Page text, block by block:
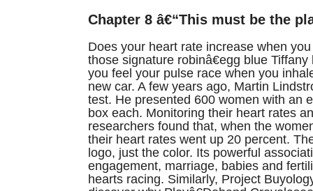
Chapter 8 â€“This must be the
Does your heart rate increase when
those signature robinâ€egg blue
you feel your pulse race when you
new car. A few years ago, Martin
test. He presented 600 women with an
box each. Monitoring their heart rates
researchers found that, when the
their heart rates went up 20 percent.
logo, just the color. Its powerful
engagement, marriage, babies and
hearts racing. Similarly, Project